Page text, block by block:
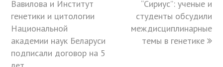
post:
Вавилова и Институт
генетики и цитологии
Национальной
академии наук Беларуси
подписали договор на 5
post:
“Сириус”: ученые и
студенты обсудили
междисциплинарные
темы в генетике